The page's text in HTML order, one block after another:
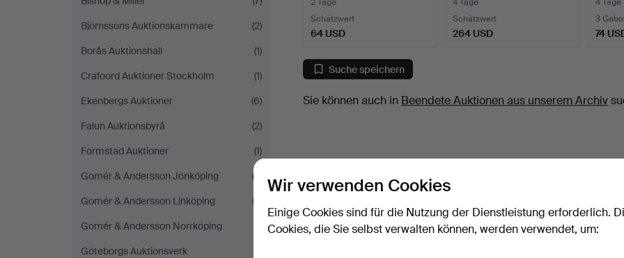
Björnssons Auktionskammare
(2)
Borås Auktionshall
(1)
Crafoord Auktioner Stockholm
(1)
Ekenbergs Auktioner
(6)
Falun Auktionsbyrå
(2)
Formstad Auktioner
(1)
Gomér & Andersson Jönköping
(3)
Gomér & Andersson Linköping
(2)
Gomér & Andersson Norrköping
Göteborgs Auktionsverk
Schätzwert
64 USD
Schätzwert
264 USD
3
74
Suche speichern
Sie können auch in Beendete Auktionen aus unserem Archiv
Wir verwenden Cookies
Einige Cookies sind für die Nutzung der Dienstleistung erforderlich.
Cookies, die Sie selbst verwalten können, werden verwendet, um: